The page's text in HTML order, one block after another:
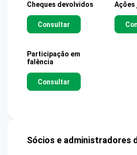
Cheques devolvidos
Consultar
Ações
Participação em
falência
Consultar
Sócios e administradores